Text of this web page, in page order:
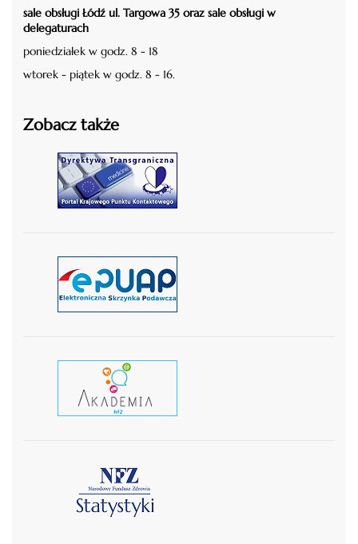
sale obsługi Łódź ul. Targowa 35 oraz sale obsługi w
delegaturach
poniedziałek w godz. 8 - 18
wtorek - piątek w godz. 8 - 16.
Zobacz także
czytaj więcej
czytaj więcej
czytaj więcej